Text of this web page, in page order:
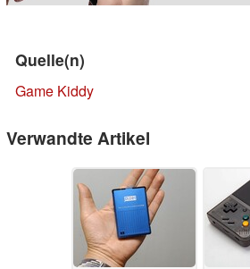
Quelle(n)
Game Kiddy
Verwandte Artikel